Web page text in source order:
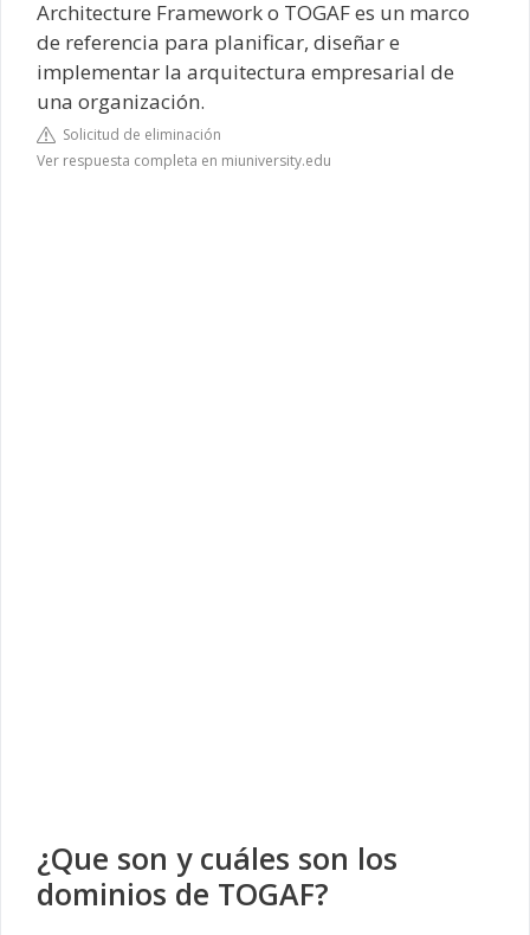
Architecture Framework o TOGAF es un marco
de referencia para planificar, diseñar e
implementar la arquitectura empresarial de
una organización.
Solicitud de eliminación
Ver respuesta completa en miuniversity.edu
¿Que son y cuáles son los
dominios de TOGAF?